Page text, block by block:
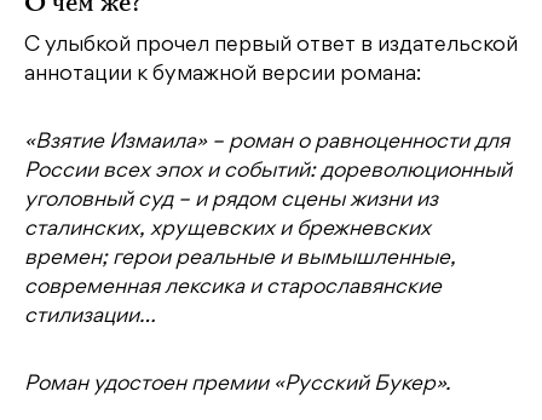
С улыбкой прочел первый ответ в издательской
аннотации к бумажной версии романа:
«Взятие Измаила» – роман о равноценности для
России всех эпох и событий: дореволюционный
уголовный суд – и рядом сцены жизни из
сталинских, хрущевских и брежневских
времен; герои реальные и вымышленные,
современная лексика и старославянские
стилизации…
Роман удостоен премии «Русский Букер».